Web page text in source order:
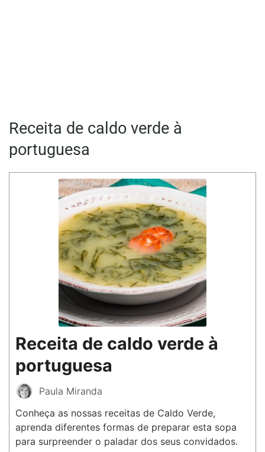
Receita de caldo verde à
portuguesa
Receita de caldo verde à
portuguesa
Paula Miranda
Conheça as nossas receitas de Caldo Verde,
aprenda diferentes formas de preparar esta sopa
para surpreender o paladar dos seus convidados.